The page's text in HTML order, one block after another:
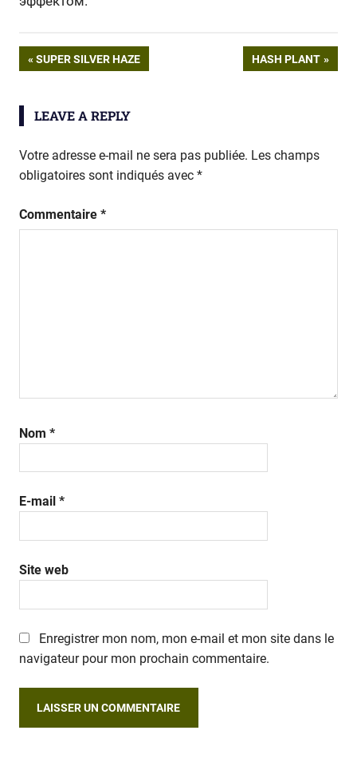
Navigation
l’article
PREVIOUS
POST:
SUPER SILVER HAZE
NEXT
POST:
HASH PLANT
LEAVE A REPLY
Votre adresse e-mail ne sera pas publiée. Les champs
obligatoires sont indiqués avec *
Commentaire *
Nom *
E-mail *
Site web
Enregistrer mon nom, mon e-mail et mon site dans le
navigateur pour mon prochain commentaire.